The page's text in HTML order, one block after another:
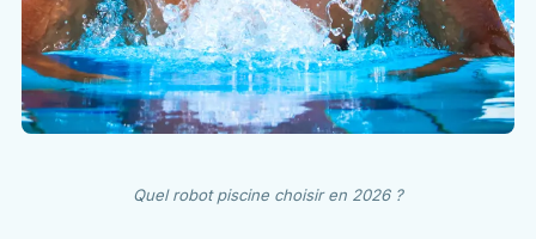
Quel robot piscine choisir en 2026 ?